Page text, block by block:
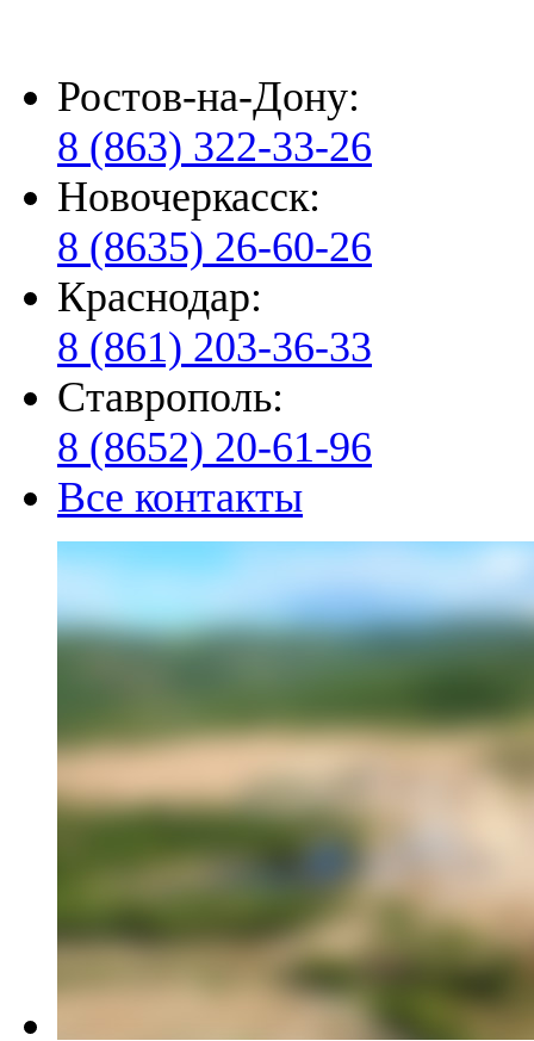
Ростов-на-Дону:
8 (863) 322-33-26
Новочеркасск:
8 (8635) 26-60-26
Краснодар:
8 (861) 203-36-33
Ставрополь:
8 (8652) 20-61-96
Все контакты